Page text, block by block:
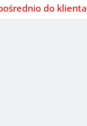
do klienta